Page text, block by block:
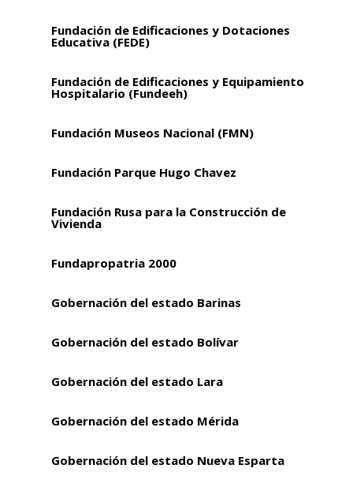
Fundación de Edificaciones y Dotaciones
Educativa (FEDE)
Fundación de Edificaciones y Equipamiento
Hospitalario (Fundeeh)
Fundación Museos Nacional (FMN)
Fundación Parque Hugo Chavez
Fundación Rusa para la Construcción de
Vivienda
Fundapropatria 2000
Gobernación del estado Barinas
Gobernación del estado Bolívar
Gobernación del estado Lara
Gobernación del estado Mérida
Gobernación del estado Nueva Esparta